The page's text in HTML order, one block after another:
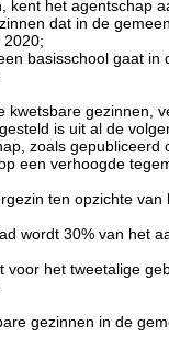
kent het agentschap
dat in de
2020;
basisschool gaat
kwetsbare gezinnen,
is uit al de
zoals gepubliceerd
een verhoogde
ten opzichte
wordt 30% van het
voor het tweetalige
gezinnen in de